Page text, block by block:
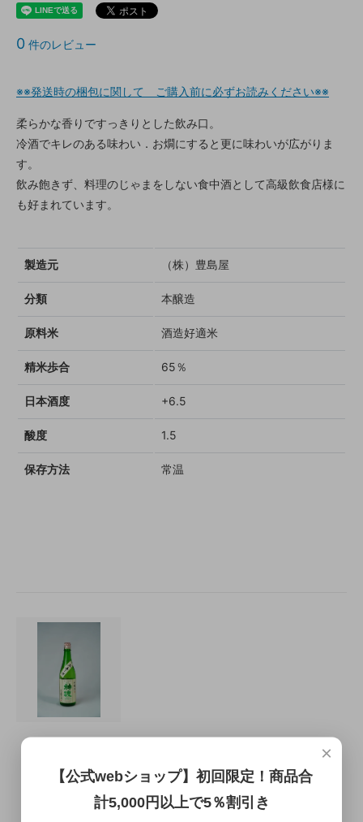
0 件のレビュー
※※発送時の梱包に関して ご購入前に必ずお読みください※※
柔らかな香りですっきりとした飲み口。
冷酒でキレのある味わい．お燗にすると更に味わいが広がりま
す。
飲み飽きず、料理のじゃまをしない食中酒として高級飲食店様に
も好まれています。
製造元 （株）豊島屋
分類 本醸造
原料米 酒造好適米
精米歩合 65％
日本酒度 +6.5
酸度 1.5
保存方法 常温
この商品を購入する
×
【公式webショップ】初回限定！商品合
計5,000円以上で5％割引き